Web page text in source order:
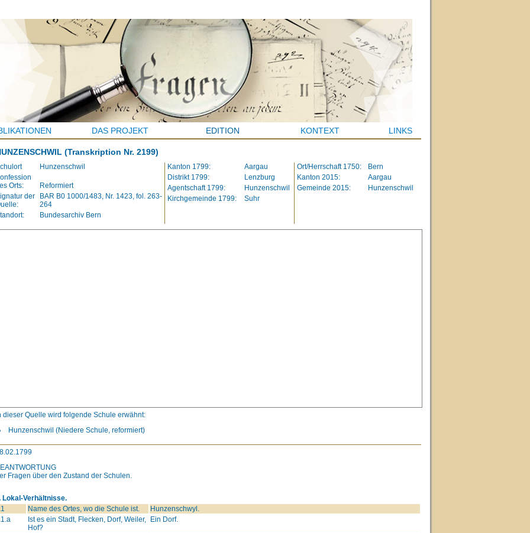
DAS PROJEKT EDITION KONTEXT LINKS
(Transkription Nr. 2199)
Hunzenschwil
Orts:
Reformiert
der
BAR B0 1000/1483, Nr. 1423, fol. 263-
264
Bundesarchiv Bern
Kanton 1799:
Aargau
Distrikt 1799:
Lenzburg
Agentschaft 1799:
Hunzenschwil
Kirchgemeinde 1799:
Suhr
Ort/Herrschaft 1750:
Bern
Kanton 2015:
Aargau
Gemeinde 2015:
Hunzenschwil
dieser Quelle wird folgende Schule erwähnt:
Hunzenschwil (Niedere Schule, reformiert)
Fragen über den Zustand der Schulen.
Lokal-Verhältnisse.
Name des Ortes, wo die Schule ist.
Hunzenschwyl.
Ist es ein Stadt, Flecken, Dorf, Weiler,
Hof?
Ein Dorf.